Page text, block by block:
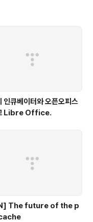
는 다용도로 사용하기위
인큐베이터와 오픈오피스
Libre Office.
The future of the p